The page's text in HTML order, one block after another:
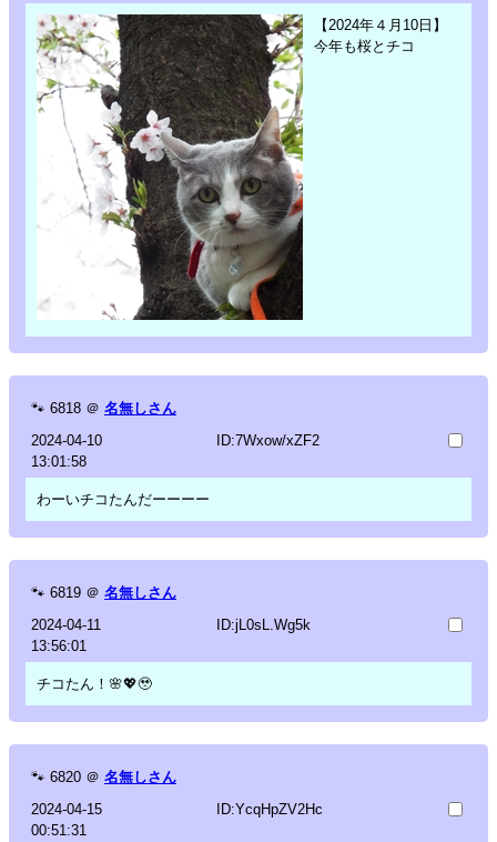
【2024年４月10日】
今年も桜とチコ
🐾 6818 ＠ 名無しさん
2024-04-10
13:01:58
ID:7Wxow/xZF2
わーいチコたんだーーーー
🐾 6819 ＠ 名無しさん
2024-04-11
13:56:01
ID:jL0sL.Wg5k
チコたん！🌸💖🥹
🐾 6820 ＠ 名無しさん
2024-04-15
00:51:31
ID:YcqHpZV2Hc